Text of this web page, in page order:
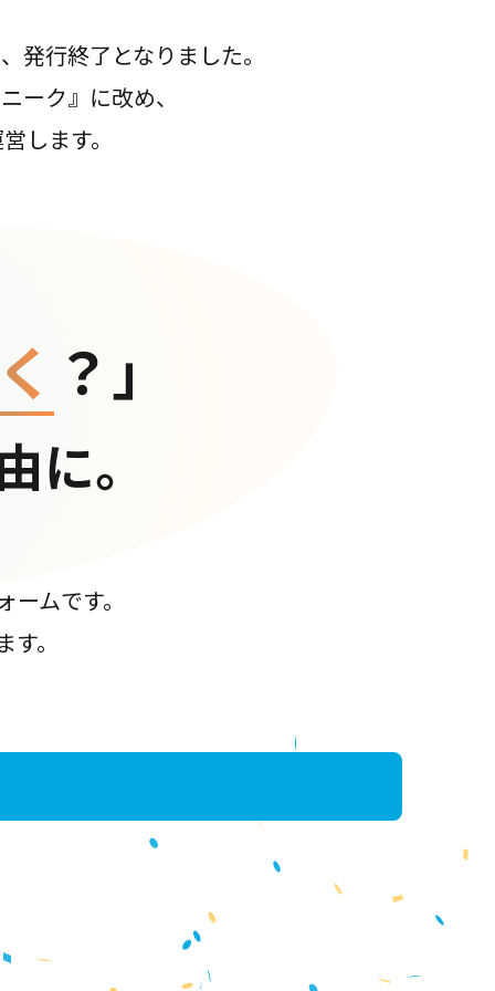
発行終了となりました。
ーク』に改め、
します。
？」
に。
ムです。
。